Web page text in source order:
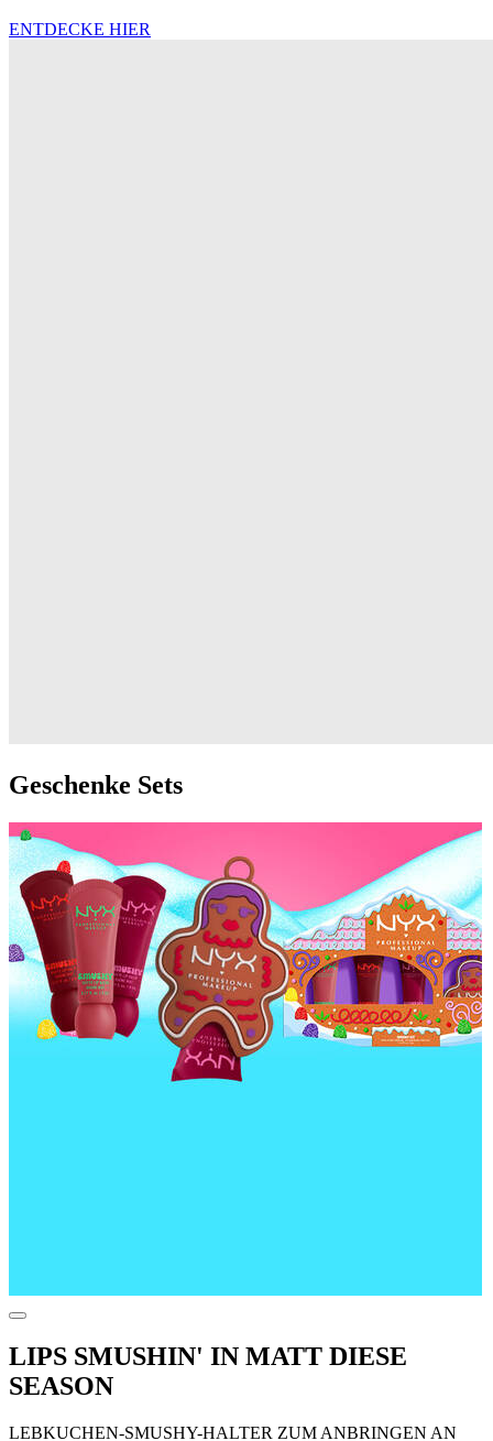
ENTDECKE HIER
Geschenke Sets
LIPS SMUSHIN' IN MATT DIESE
SEASON
LEBKUCHEN-SMUSHY-HALTER ZUM ANBRINGEN AN